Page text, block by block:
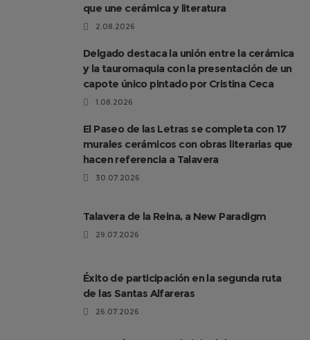
que une cerámica y literatura
2.08.2026
Delgado destaca la unión entre la cerámica
y la tauromaquia con la presentación de un
capote único pintado por Cristina Ceca
1.08.2026
El Paseo de las Letras se completa con 17
murales cerámicos con obras literarias que
hacen referencia a Talavera
30.07.2026
Talavera de la Reina, a New Paradigm
29.07.2026
Éxito de participación en la segunda ruta
de las Santas Alfareras
26.07.2026